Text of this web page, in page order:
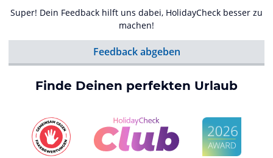
Super! Dein Feedback hilft uns dabei, HolidayCheck besser zu
machen!
Feedback abgeben
Finde Deinen perfekten Urlaub